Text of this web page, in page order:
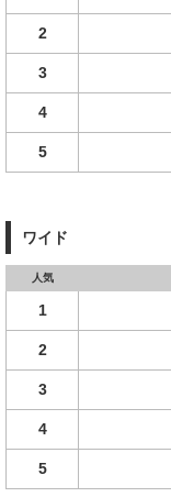
2
3
4
5
ワイド
人気
1
2
3
4
5